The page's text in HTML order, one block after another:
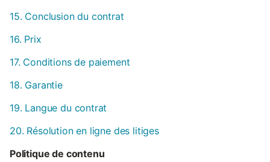
15. Conclusion du contrat
16. Prix
17. Conditions de paiement
18. Garantie
19. Langue du contrat
20. Résolution en ligne des litiges
Politique de contenu